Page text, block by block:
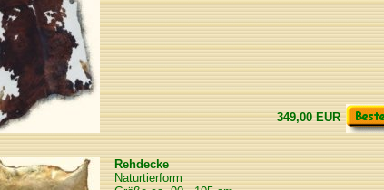
349,00 EUR
Rehdecke
Naturtierform